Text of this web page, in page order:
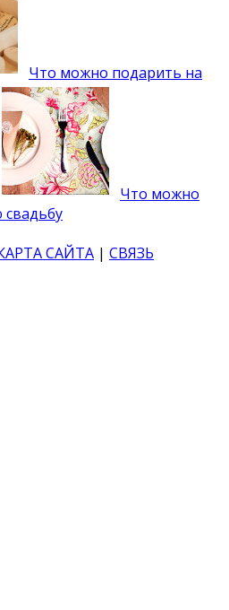
Что можно подарить на
Что можно
САЙТА | СВЯЗЬ